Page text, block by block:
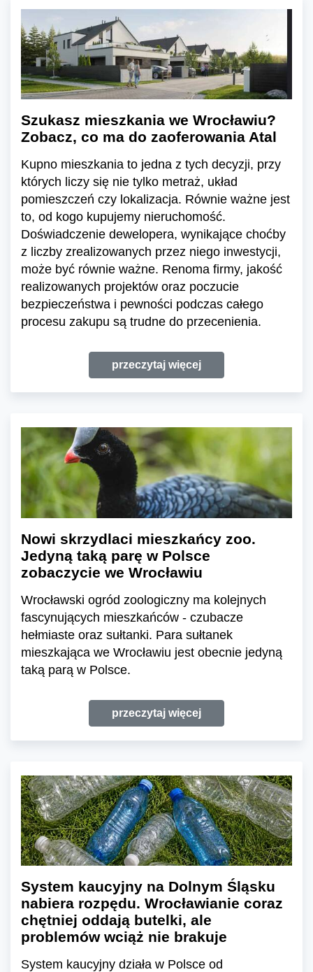
Szukasz mieszkania we Wrocławiu?
Zobacz, co ma do zaoferowania Atal
Kupno mieszkania to jedna z tych decyzji, przy
których liczy się nie tylko metraż, układ
pomieszczeń czy lokalizacja. Równie ważne jest
to, od kogo kupujemy nieruchomość.
Doświadczenie dewelopera, wynikające choćby
z liczby zrealizowanych przez niego inwestycji,
może być równie ważne. Renoma firmy, jakość
realizowanych projektów oraz poczucie
bezpieczeństwa i pewności podczas całego
procesu zakupu są trudne do przecenienia.
przeczytaj więcej
Nowi skrzydlaci mieszkańcy zoo.
Jedyną taką parę w Polsce
zobaczycie we Wrocławiu
Wrocławski ogród zoologiczny ma kolejnych
fascynujących mieszkańców - czubacze
hełmiaste oraz sułtanki. Para sułtanek
mieszkająca we Wrocławiu jest obecnie jedyną
taką parą w Polsce.
przeczytaj więcej
System kaucyjny na Dolnym Śląsku
nabiera rozpędu. Wrocławianie coraz
chętniej oddają butelki, ale
problemów wciąż nie brakuje
System kaucyjny działa w Polsce od